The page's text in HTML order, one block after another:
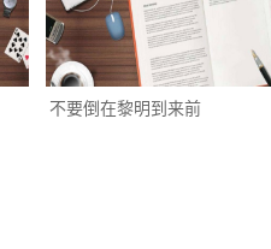
不要倒在黎明到来前